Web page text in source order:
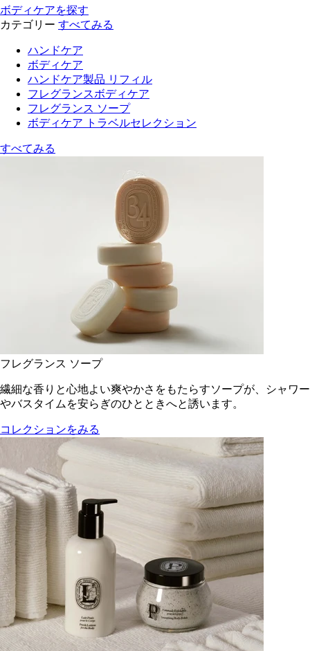
ボディケアを探す
カテゴリー すべてみる
ハンドケア
ボディケア
ハンドケア製品 リフィル
フレグランスボディケア
フレグランス ソープ
ボディケア トラベルセレクション
すべてみる
フレグランス ソープ
繊細な香りと心地よい爽やかさをもたらすソープが、シャワー
やバスタイムを安らぎのひとときへと誘います。
コレクションをみる